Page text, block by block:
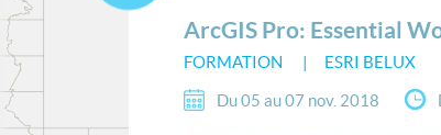
ArcGIS Pro: Essential
FORMATION ESRI BELUX
Du 05 au 07 nov. 2018